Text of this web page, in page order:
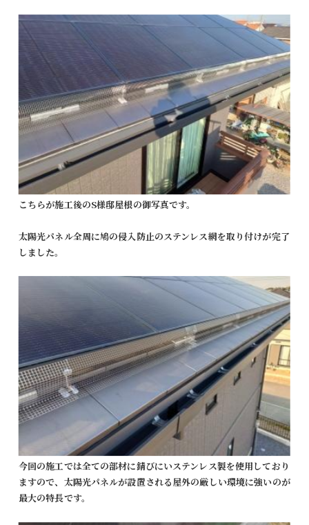
こちらが施工後のS様邸屋根の御写真です。
太陽光パネル全周に鳩の侵入防止のステンレス網を取り付けが完了
しました。
今回の施工では全ての部材に錆びにいステンレス製を使用しており
ますので、太陽光パネルが設置される屋外の厳しい環境に強いのが
最大の特長です。